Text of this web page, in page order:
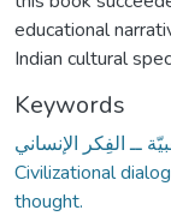
educational
Indian cultural
Keywords
ــ الفِكر الإنساني
Civilizational
thought.